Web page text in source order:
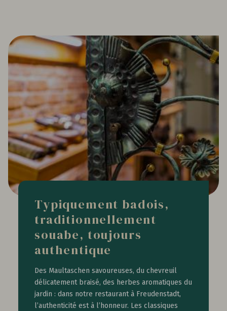
Typiquement badois,
traditionnellement
souabe, toujours
authentique
Des Maultaschen savoureuses, du chevreuil
délicatement braisé, des herbes aromatiques du
jardin : dans notre restaurant à Freudenstadt,
l’authenticité est à l’honneur. Les classiques